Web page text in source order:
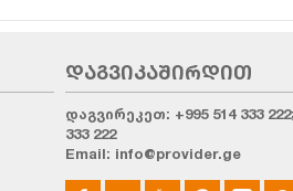
ᲓᲐᲒᲕᲘᲙᲐᲨᲘᲠᲓᲘᲗ
დაგვირეკეთ: +995 514 333
333 222
Email: info@provider.ge